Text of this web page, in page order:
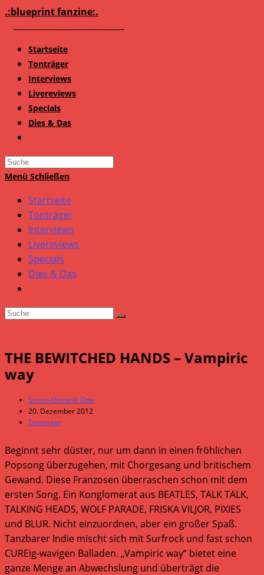
Zum
.:blueprint fanzine:.
Startseite
Tonträger
Interviews
Livereviews
Specials
Dies & Das
Search
this
Menü Schließen
Startseite
Tonträger
Interviews
Livereviews
Specials
Dies & Das
THE BEWITCHED HANDS – Vampiric
way
Beitrags-
Autor:
Simon-Dominik Otte
Beitrag
veröffentlicht:
20. Dezember 2012
Beitrags-
Tonträger
Beginnt sehr düster, nur um dann in einen fröhlichen
Popsong überzugehen, mit Chorgesang und britischem
Gewand. Diese Franzosen überraschen schon mit dem
ersten Song. Ein Konglomerat aus BEATLES, TALK TALK,
TALKING HEADS, WOLF PARADE, FRISKA VILJOR, PIXIES
und BLUR. Nicht einzuordnen, aber ein großer Spaß.
Tanzbarer Indie mischt sich mit Surfrock und fast schon
CUREig-wavigen Balladen. „Vampiric way“ bietet eine
ganze Menge an Abwechslung und überträgt die